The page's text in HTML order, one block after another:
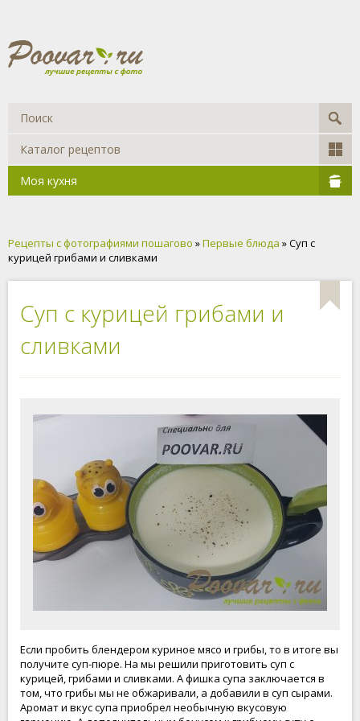
Каталог рецептов
Моя кухня
Рецепты с фотографиями пошагово »Первые блюда » Суп с
курицей грибами и сливками
Суп с курицей грибами и
сливками
Если пробить блендером куриное мясо и грибы, то в итоге вы
получите суп-пюре. На мы решили приготовить суп с
курицей, грибами и сливками. А фишка супа заключается в
том, что грибы мы не обжаривали, а добавили в суп сырами.
Аромат и вкус супа приобрел необычную вкусовую